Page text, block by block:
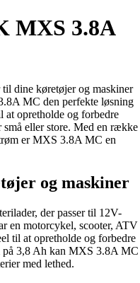
MXS 3.8A
dine køretøjer og maskiner
MC den perfekte løsning
at opretholde og forbedre
små eller store. Med en række
er MXS 3.8A MC en
og maskiner
der passer til 12V-
en motorcykel, scooter, ATV
til at opretholde og forbedre
på 3,8 Ah kan MXS 3.8A MC
med lethed.